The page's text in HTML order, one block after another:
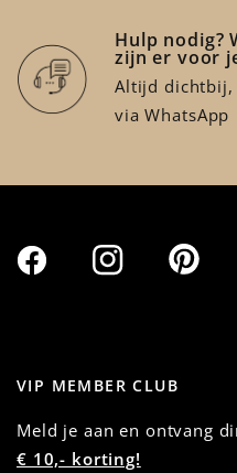
Hulp nodig?
zijn er voor
Altijd dichtbij,
via WhatsApp
VIP MEMBER CLUB
Meld je aan en ontvang
€ 10,- korting!